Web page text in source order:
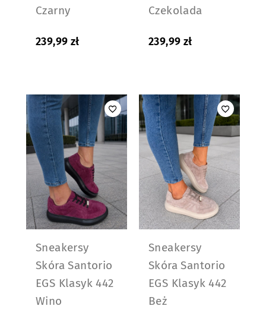
Czarny
239,99 zł
Czekolada
239,99 zł
Sneakersy
Skóra Santorio
EGS Klasyk 442
Wino
Sneakersy
Skóra Santorio
EGS Klasyk 442
Beż